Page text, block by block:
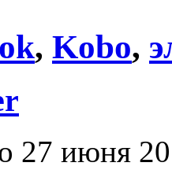
, Kobo,
27 июня